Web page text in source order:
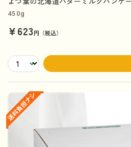
450g
¥623円（税込）